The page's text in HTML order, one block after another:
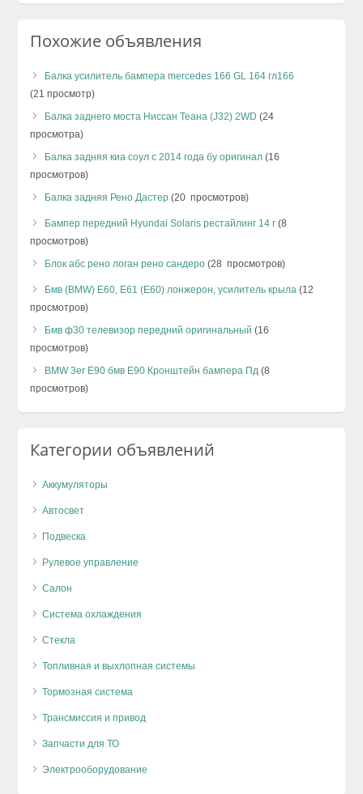
Похожие объявления
Балка усилитель бампера mercedes 166 GL 164 гл166
(21 просмотр)
Балка заднего моста Ниссан Теана (J32) 2WD (24
просмотра)
Балка задняя киа соул с 2014 года бу оригинал (16
просмотров)
Балка задняя Рено Дастер (20 просмотров)
Бампер передний Hyundai Solaris рестайлинг 14 г (8
просмотров)
Блок абс рено логан рено сандеро (28 просмотров)
Бмв (BMW) Е60, Е61 (E60) лонжерон, усилитель крыла (12
просмотров)
Бмв ф30 телевизор передний оригинальный (16
просмотров)
BMW 3er E90 бмв Е90 Кронштейн бампера Пд (8
просмотров)
Категории объявлений
Аккумуляторы
Автосвет
Подвеска
Рулевое управление
Салон
Система охлаждения
Стекла
Топливная и выхлопная системы
Тормозная система
Трансмиссия и привод
Запчасти для ТО
Электрооборудование